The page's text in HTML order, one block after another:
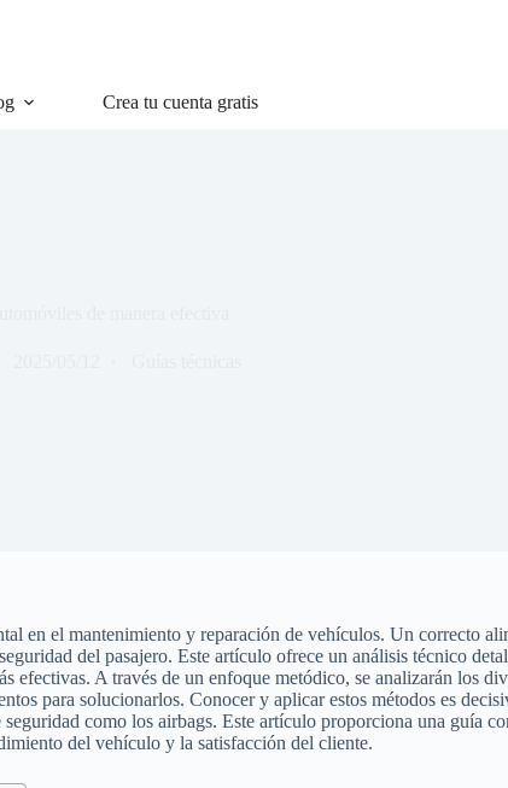
Crea tu cuenta gratis
en el mantenimiento y reparación de vehículos. Un correcto
del pasajero. Este artículo ofrece un análisis técnico
efectivas. A través de un enfoque metódico, se analizarán los
para solucionarlos. Conocer y aplicar estos métodos es
como los airbags. Este artículo proporciona una guía
del vehículo y la satisfacción del cliente.